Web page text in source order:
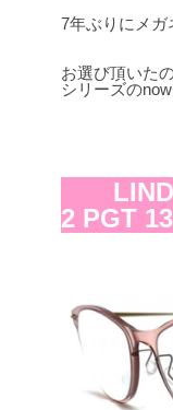
7年ぶりにメガ
お選び頂いた
シリーズのnow
2 PGT